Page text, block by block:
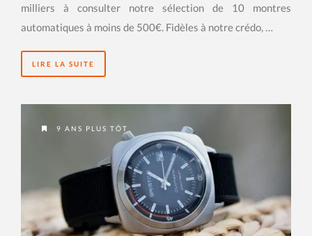
milliers à consulter notre sélection de 10 montres
automatiques à moins de 500€. Fidèles à notre crédo, …
LIRE LA SUITE
9 ANS PLUS TÔT